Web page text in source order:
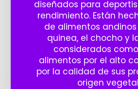
diseñados para
rendimiento. Están
de alimentos
quinea, el chocho y
considerados
alimentos por el alto
por la calidad de sus
origen